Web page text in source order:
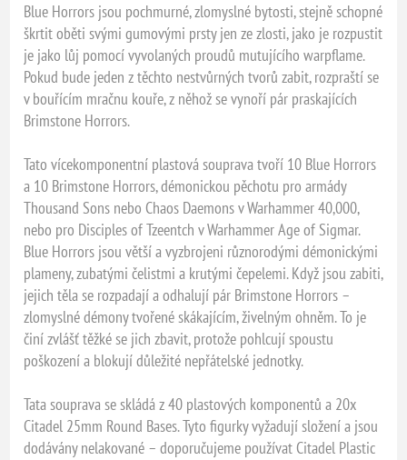
Blue Horrors jsou pochmurné, zlomyslné bytosti, stejně schopné
škrtit oběti svými gumovými prsty jen ze zlosti, jako je rozpustit
je jako lůj pomocí vyvolaných proudů mutujícího warpflame.
Pokud bude jeden z těchto nestvůrných tvorů zabit, rozpraští se
v bouřícím mračnu kouře, z něhož se vynoří pár praskajících
Brimstone Horrors.
Tato vícekomponentní plastová souprava tvoří 10 Blue Horrors
a 10 Brimstone Horrors, démonickou pěchotu pro armády
Thousand Sons nebo Chaos Daemons v Warhammer 40,000,
nebo pro Disciples of Tzeentch v Warhammer Age of Sigmar.
Blue Horrors jsou větší a vyzbrojeni různorodými démonickými
plameny, zubatými čelistmi a krutými čepelemi. Když jsou zabiti,
jejich těla se rozpadají a odhalují pár Brimstone Horrors –
zlomyslné démony tvořené skákajícím, živelným ohněm. To je
činí zvlášť těžké se jich zbavit, protože pohlcují spoustu
poškození a blokují důležité nepřátelské jednotky.
Tata souprava se skládá z 40 plastových komponentů a 20x
Citadel 25mm Round Bases. Tyto figurky vyžadují složení a jsou
dodávány nelakované – doporučujeme používat Citadel Plastic